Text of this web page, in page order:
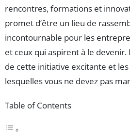
rencontres, formations et
promet d’être un lieu de
incontournable pour les
et ceux qui aspirent à le devenir.
de cette initiative excitante et
lesquelles vous ne devez pas
Table of Contents